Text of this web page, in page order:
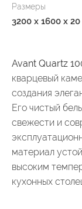
Размеры
3200 x 1600 x
Avant Quartz
кварцевый
создания
Его чистый
свежести и
материал
высоким
кухонных